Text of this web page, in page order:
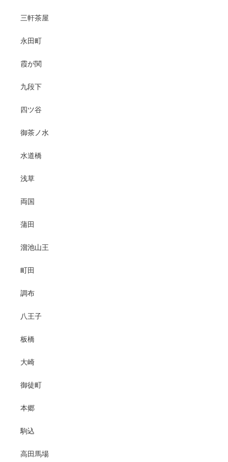
三軒茶屋
永田町
霞が関
九段下
四ツ谷
御茶ノ水
水道橋
浅草
両国
蒲田
溜池山王
町田
調布
八王子
板橋
大崎
御徒町
本郷
駒込
高田馬場